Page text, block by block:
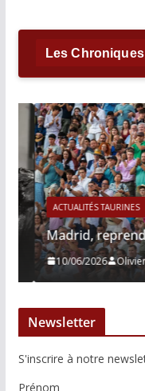
Les
ACTUALITÉS TAURINES
Madrid, reprends-
10/06/2026 Olivier
Newsletter
S'inscrire à notre
Prénom